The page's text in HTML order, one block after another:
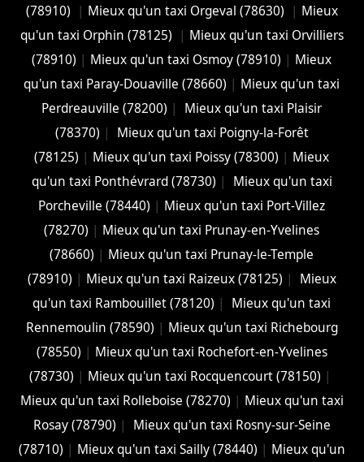
(78910)
| Mieux qu'un taxi Orgeval (78630) | Mieux
qu'un taxi Orphin (78125)
| Mieux qu'un taxi Orvilliers
(78910) | Mieux qu'un taxi Osmoy (78910) | Mieux
qu'un taxi Paray-Douaville (78660) | Mieux qu'un taxi
Perdreauville (78200) |
Mieux qu'un taxi Plaisir
(78370) |
Mieux qu'un taxi Poigny-la-Forêt
(78125) | Mieux qu'un taxi Poissy (78300) | Mieux
qu'un taxi Ponthévrard (78730) |
Mieux qu'un taxi
Porcheville (78440) | Mieux qu'un taxi Port-Villez
(78270) | Mieux qu'un taxi Prunay-en-Yvelines
(78660) | Mieux qu'un taxi Prunay-le-Temple
(78910) | Mieux qu'un taxi Raizeux (78125) |
Mieux
qu'un taxi Rambouillet (78120) |
Mieux qu'un taxi
Rennemoulin (78590) | Mieux qu'un taxi Richebourg
(78550) | Mieux qu'un taxi Rochefort-en-Yvelines
(78730) | Mieux qu'un taxi Rocquencourt (78150) |
Mieux qu'un taxi Rolleboise (78270) | Mieux qu'un taxi
Rosay (78790) |
Mieux qu'un taxi Rosny-sur-Seine
(78710) | Mieux qu'un taxi Sailly (78440) | Mieux qu'un